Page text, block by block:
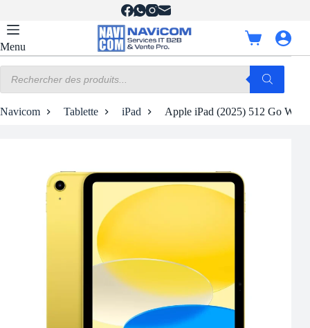
contenu
Menu
Panier
d’achat
produits
Navicom Tablette iPad Apple iPad (2025) 512 Go Wi-